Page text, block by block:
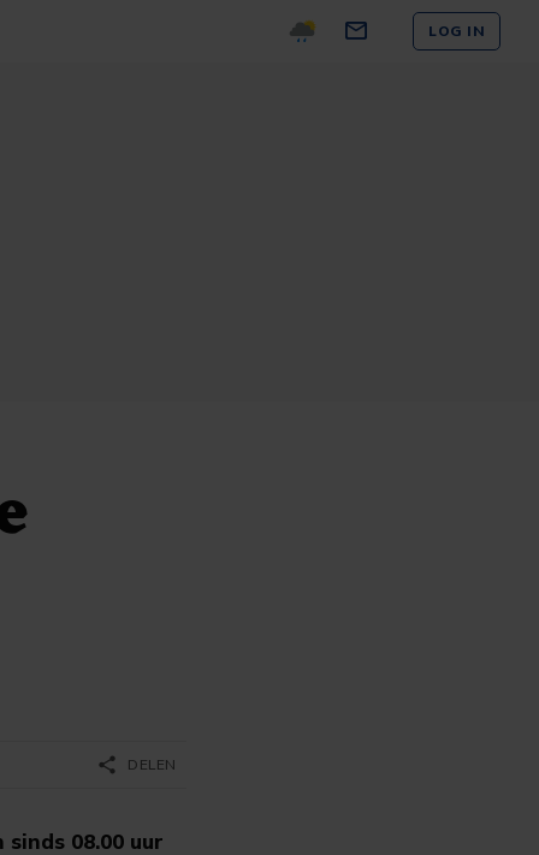
LOG IN
sinds 08.00 uur
share DELEN